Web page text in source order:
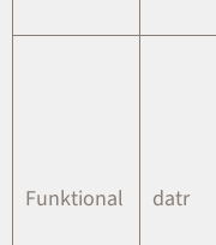
Funktional datr